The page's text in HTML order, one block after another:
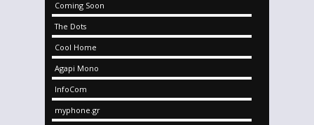
Coming Soon
The Dots
Cool Home
Agapi Mono
InfoCom
myphone.gr